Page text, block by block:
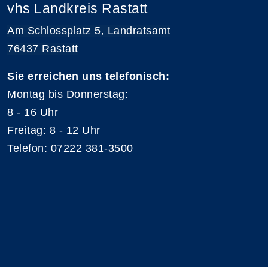
vhs Landkreis Rastatt
Am Schlossplatz 5, Landratsamt
76437 Rastatt
Sie erreichen uns telefonisch:
Montag bis Donnerstag:
8 - 16 Uhr
Freitag: 8 - 12 Uhr
Telefon: 07222 381-3500